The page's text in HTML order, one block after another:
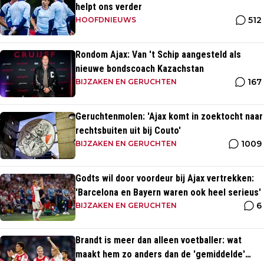
helpt ons verder
HOOFDNIEUWS 512
Rondom Ajax: Van 't Schip aangesteld als
nieuwe bondscoach Kazachstan
BIJZAKEN EN GERUCHTEN 167
Geruchtenmolen: 'Ajax komt in zoektocht naar
rechtsbuiten uit bij Couto'
BIJZAKEN EN GERUCHTEN 1009
Godts wil door voordeur bij Ajax vertrekken:
'Barcelona en Bayern waren ook heel serieus'
BIJZAKEN EN GERUCHTEN 6
Brandt is meer dan alleen voetballer: wat
maakt hem zo anders dan de 'gemiddelde'